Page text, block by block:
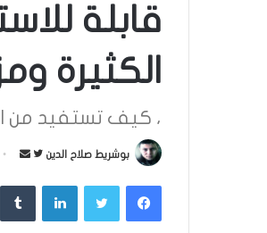
قابلة
الكثيرة
، كيف تستفيد من
بوشريط صلاح الدين
ت
س
فيسبوك لينكدإن